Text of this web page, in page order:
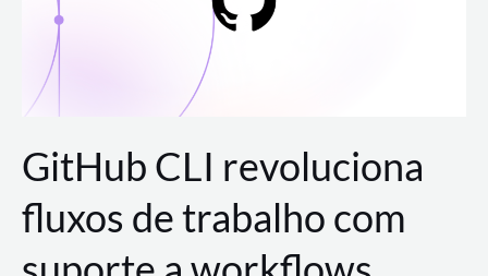
GitHub CLI revoluciona
fluxos de trabalho com